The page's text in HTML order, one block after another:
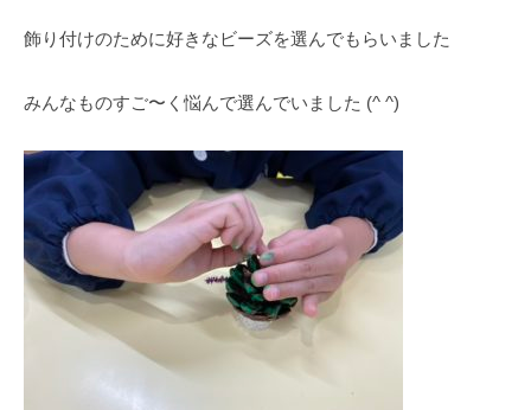
飾り付けのために好きなビーズを選んでもらいました
みんなものすご〜く悩んで選んでいました (^ ^)